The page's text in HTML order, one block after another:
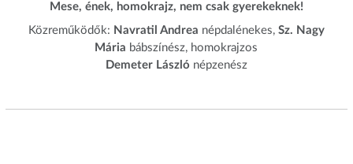
Mese, ének, homokrajz, nem csak gyerekeknek!
Közreműködők: Navratil Andrea népdalénekes, Sz. Nagy
Mária bábszínész, homokrajzos
Demeter László népzenész